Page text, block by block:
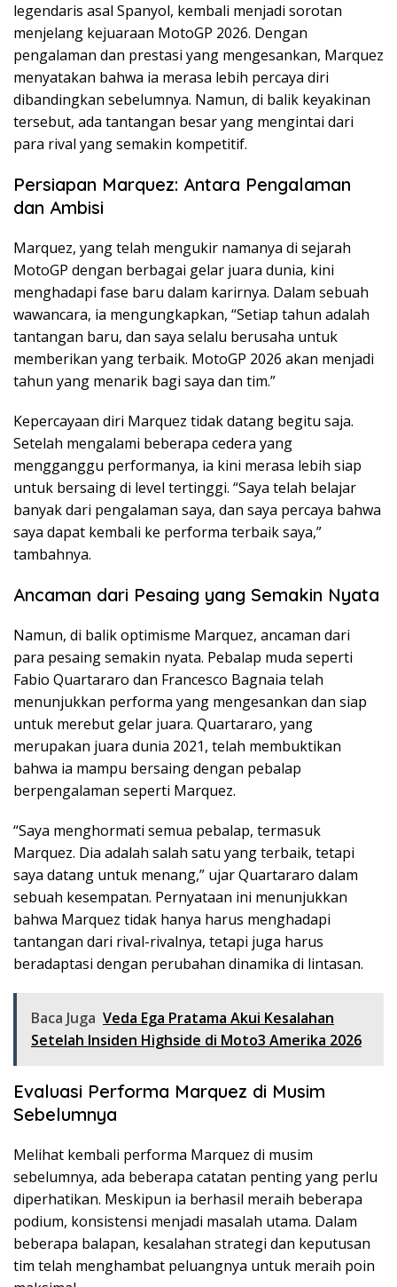
legendaris asal Spanyol, kembali menjadi sorotan
menjelang kejuaraan MotoGP 2026. Dengan
pengalaman dan prestasi yang mengesankan, Marquez
menyatakan bahwa ia merasa lebih percaya diri
dibandingkan sebelumnya. Namun, di balik keyakinan
tersebut, ada tantangan besar yang mengintai dari
para rival yang semakin kompetitif.
Persiapan Marquez: Antara Pengalaman
dan Ambisi
Marquez, yang telah mengukir namanya di sejarah
MotoGP dengan berbagai gelar juara dunia, kini
menghadapi fase baru dalam karirnya. Dalam sebuah
wawancara, ia mengungkapkan, “Setiap tahun adalah
tantangan baru, dan saya selalu berusaha untuk
memberikan yang terbaik. MotoGP 2026 akan menjadi
tahun yang menarik bagi saya dan tim.”
Kepercayaan diri Marquez tidak datang begitu saja.
Setelah mengalami beberapa cedera yang
mengganggu performanya, ia kini merasa lebih siap
untuk bersaing di level tertinggi. “Saya telah belajar
banyak dari pengalaman saya, dan saya percaya bahwa
saya dapat kembali ke performa terbaik saya,”
tambahnya.
Ancaman dari Pesaing yang Semakin Nyata
Namun, di balik optimisme Marquez, ancaman dari
para pesaing semakin nyata. Pebalap muda seperti
Fabio Quartararo dan Francesco Bagnaia telah
menunjukkan performa yang mengesankan dan siap
untuk merebut gelar juara. Quartararo, yang
merupakan juara dunia 2021, telah membuktikan
bahwa ia mampu bersaing dengan pebalap
berpengalaman seperti Marquez.
“Saya menghormati semua pebalap, termasuk
Marquez. Dia adalah salah satu yang terbaik, tetapi
saya datang untuk menang,” ujar Quartararo dalam
sebuah kesempatan. Pernyataan ini menunjukkan
bahwa Marquez tidak hanya harus menghadapi
tantangan dari rival-rivalnya, tetapi juga harus
beradaptasi dengan perubahan dinamika di lintasan.
Baca Juga Veda Ega Pratama Akui Kesalahan
Setelah Insiden Highside di Moto3 Amerika 2026
Evaluasi Performa Marquez di Musim
Sebelumnya
Melihat kembali performa Marquez di musim
sebelumnya, ada beberapa catatan penting yang perlu
diperhatikan. Meskipun ia berhasil meraih beberapa
podium, konsistensi menjadi masalah utama. Dalam
beberapa balapan, kesalahan strategi dan keputusan
tim telah menghambat peluangnya untuk meraih poin